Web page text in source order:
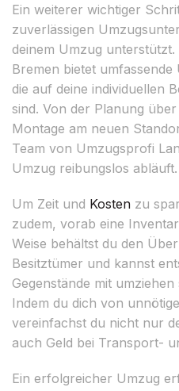
Ein weiterer wichtiger
zuverlässigen
deinem Umzug
Bremen bietet umfassende
die auf deine individuellen
sind. Von der Planung
Montage am neuen
Team von Umzugsprofi
Umzug reibungslos abläuft.
Um Zeit und Kosten zu
zudem, vorab eine
Weise behältst du den
Besitztümer und kannst
Gegenstände mit
Indem du dich von
vereinfachst du nicht nur
auch Geld bei Transport-
Ein erfolgreicher Umzug